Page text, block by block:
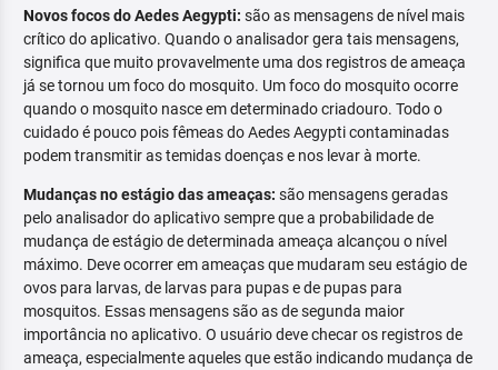
Novos focos do Aedes Aegypti: são as mensagens de nível mais
crítico do aplicativo. Quando o analisador gera tais mensagens,
significa que muito provavelmente uma dos registros de ameaça
já se tornou um foco do mosquito. Um foco do mosquito ocorre
quando o mosquito nasce em determinado criadouro. Todo o
cuidado é pouco pois fêmeas do Aedes Aegypti contaminadas
podem transmitir as temidas doenças e nos levar à morte.
Mudanças no estágio das ameaças: são mensagens geradas
pelo analisador do aplicativo sempre que a probabilidade de
mudança de estágio de determinada ameaça alcançou o nível
máximo. Deve ocorrer em ameaças que mudaram seu estágio de
ovos para larvas, de larvas para pupas e de pupas para
mosquitos. Essas mensagens são as de segunda maior
importância no aplicativo. O usuário deve checar os registros de
ameaça, especialmente aqueles que estão indicando mudança de